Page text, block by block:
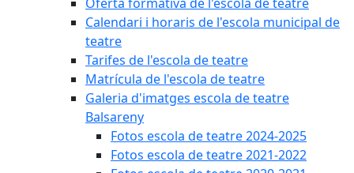
Calendari i horaris de l'escola municipal de
teatre
Tarifes de l'escola de teatre
Matrícula de l'escola de teatre
Galeria d'imatges escola de teatre
Balsareny
Fotos escola de teatre 2024-2025
Fotos escola de teatre 2021-2022